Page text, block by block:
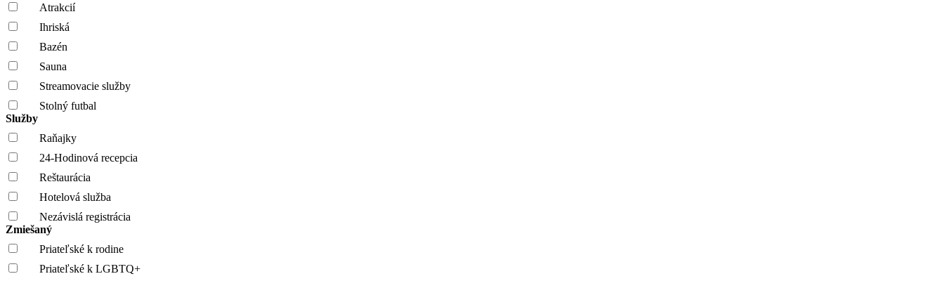
Atrakcií
Ihriská
Bazén
Sauna
Streamovacie služby
Stolný futbal
Služby
Raňajky
24-Hodinová recepcia
Reštaurácia
Hotelová služba
Nezávislá registrácia
Zmiešaný
Priateľské k rodine
Priateľské k LGBTQ+